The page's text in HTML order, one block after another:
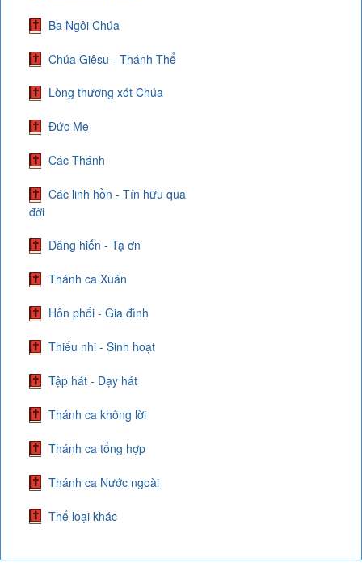
Ba Ngôi Chúa
Chúa Giêsu - Thánh Thể
Lòng thương xót Chúa
Đức Mẹ
Các Thánh
Các linh hồn - Tín hữu qua
đời
Dâng hiến - Tạ ơn
Thánh ca Xuân
Hôn phối - Gia đình
Thiếu nhi - Sinh hoạt
Tập hát - Dạy hát
Thánh ca không lời
Thánh ca tổng hợp
Thánh ca Nước ngoài
Thể loại khác